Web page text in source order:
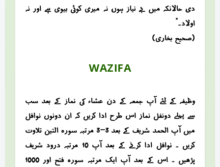
دی، حالانکہ میں بے نیاز ہوں، نہ میری کوئی بیوی ہے اور نہ
اولاد۔”
(صحیح بخاری)
WAZIFA
وظیفہ کے لئے آپ جمعہ کے دن عشاء کی نماز کے بعد سب
سے پہلے دونفل نماز اس طرح ادا کریں کہ ان دونوں نوافل
میں آپ الحمد شریف کے بعد 3-3 مرتبہ سورہ التین تلاوت
کریں ۔ نوافل ادا کرنے کے بعد آپ 10 مرتبہ درود شریف
پڑھیں ۔ اس کے بعد آپ ایک مرتبہ سورہ فتح اور 1000